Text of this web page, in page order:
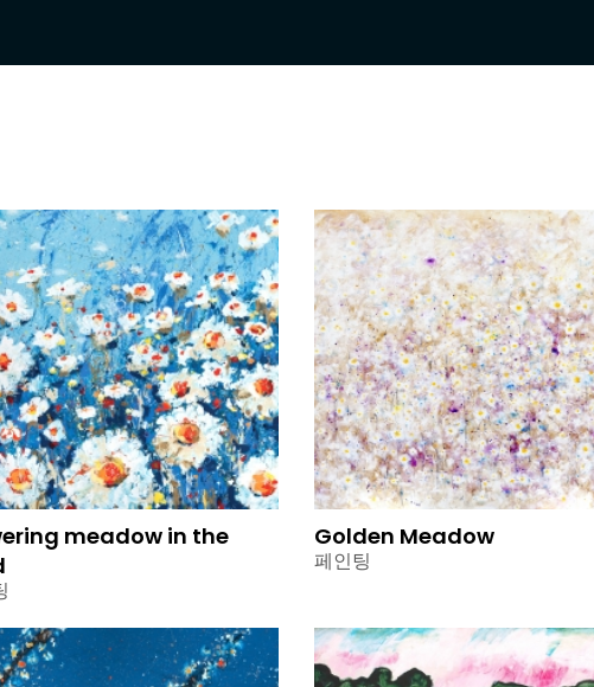
meadow in the
Golden Meadow
페인팅